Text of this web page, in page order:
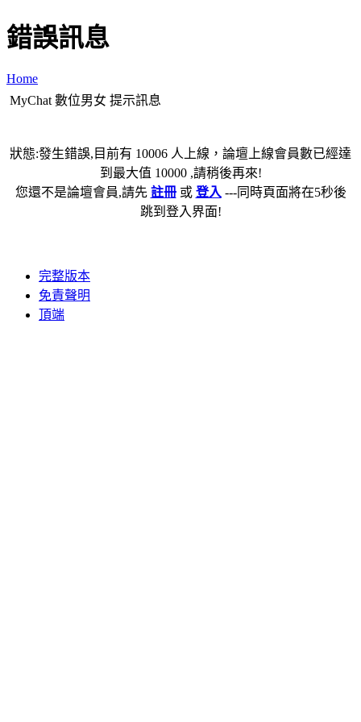
錯誤訊息
Home
MyChat 數位男女 提示訊息
狀態:發生錯誤,目前有 10006 人上線，論壇上線會員數已經達
到最大值 10000 ,請稍後再來!
您還不是論壇會員,請先 註冊或 登入 ---同時頁面將在5秒後
跳到登入界面!
完整版本
免責聲明
頂端